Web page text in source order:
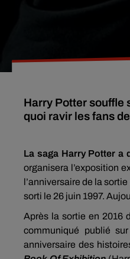
Harry Potter souffle
quoi ravir les fans
La saga Harry Potter a
organisera l’exposition
l’anniversaire de la
sorti le 26 juin 1997.
Après la sortie en 2016
communiqué publié
anniversaire des